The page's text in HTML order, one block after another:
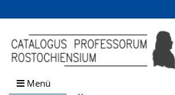
Browsen
direkt zum Inhalt
Menü